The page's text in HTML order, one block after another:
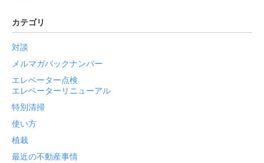
カテゴリ
対談
メルマガバックナンバー
エレベーター点検
エレベーターリニューアル
特別清掃
使い方
植栽
最近の不動産事情